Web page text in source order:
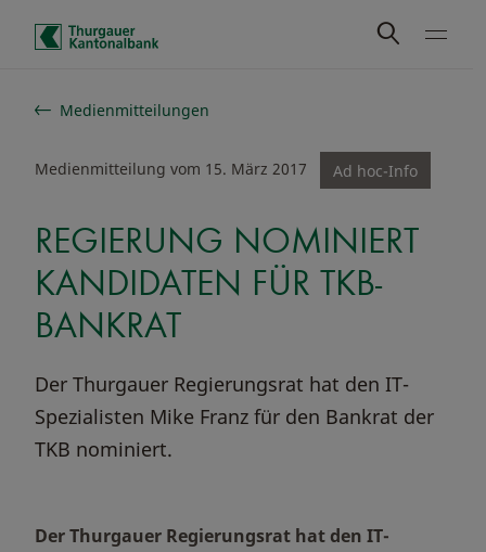
Schnelle Navigation
Medienmitteilungen
Medienmitteilung vom 15. März 2017 Ad hoc-Info
REGIERUNG NOMINIERT
KANDIDATEN FÜR TKB-
BANKRAT
Der Thurgauer Regierungsrat hat den IT-
Spezialisten Mike Franz für den Bankrat der
TKB nominiert.
Der Thurgauer Regierungsrat hat den IT-